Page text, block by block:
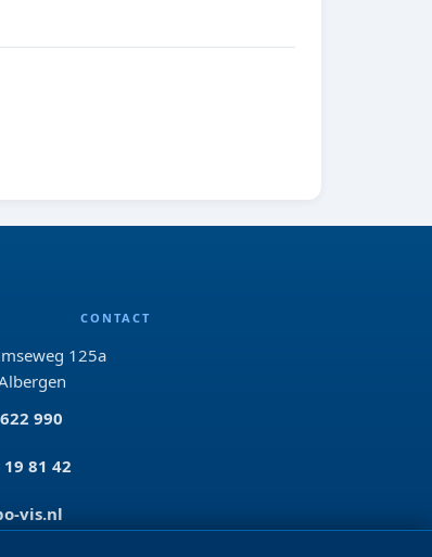
CONTACT
125a
990
81 42
vis.nl